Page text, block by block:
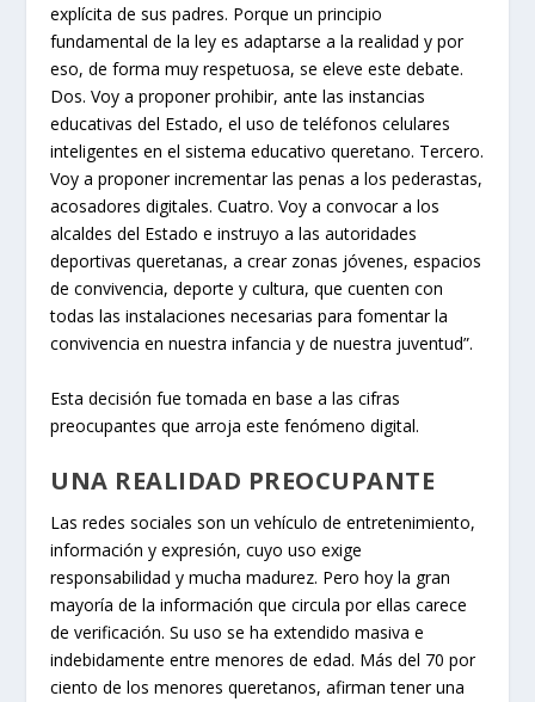
explícita de sus padres. Porque un principio
fundamental de la ley es adaptarse a la realidad y por
eso, de forma muy respetuosa, se eleve este debate.
Dos. Voy a proponer prohibir, ante las instancias
educativas del Estado, el uso de teléfonos celulares
inteligentes en el sistema educativo queretano. Tercero.
Voy a proponer incrementar las penas a los pederastas,
acosadores digitales. Cuatro. Voy a convocar a los
alcaldes del Estado e instruyo a las autoridades
deportivas queretanas, a crear zonas jóvenes, espacios
de convivencia, deporte y cultura, que cuenten con
todas las instalaciones necesarias para fomentar la
convivencia en nuestra infancia y de nuestra juventud”.
Esta decisión fue tomada en base a las cifras
preocupantes que arroja este fenómeno digital.
UNA REALIDAD PREOCUPANTE
Las redes sociales son un vehículo de entretenimiento,
información y expresión, cuyo uso exige
responsabilidad y mucha madurez. Pero hoy la gran
mayoría de la información que circula por ellas carece
de verificación. Su uso se ha extendido masiva e
indebidamente entre menores de edad. Más del 70 por
ciento de los menores queretanos, afirman tener una